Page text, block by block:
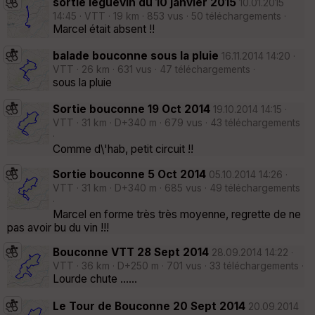
10.01.2015
14:45 · VTT · 19 km · 853 vus · 50 téléchargements ·
Marcel était absent !!
balade bouconne sous la pluie 16.11.2014 14:20 ·
VTT · 26 km · 631 vus · 47 téléchargements ·
sous la pluie
Sortie bouconne 19 Oct 2014 19.10.2014 14:15 ·
VTT · 31 km · D+340 m · 679 vus · 43 téléchargements
·
Comme d\'hab, petit circuit !!
Sortie bouconne 5 Oct 2014 05.10.2014 14:26 ·
VTT · 31 km · D+340 m · 685 vus · 49 téléchargements
·
Marcel en forme très très moyenne, regrette de ne
pas avoir bu du vin !!!
Bouconne VTT 28 Sept 2014 28.09.2014 14:22 ·
VTT · 36 km · D+250 m · 701 vus · 33 téléchargements ·
Lourde chute ......
Le Tour de Bouconne 20 Sept 2014 20.09.2014